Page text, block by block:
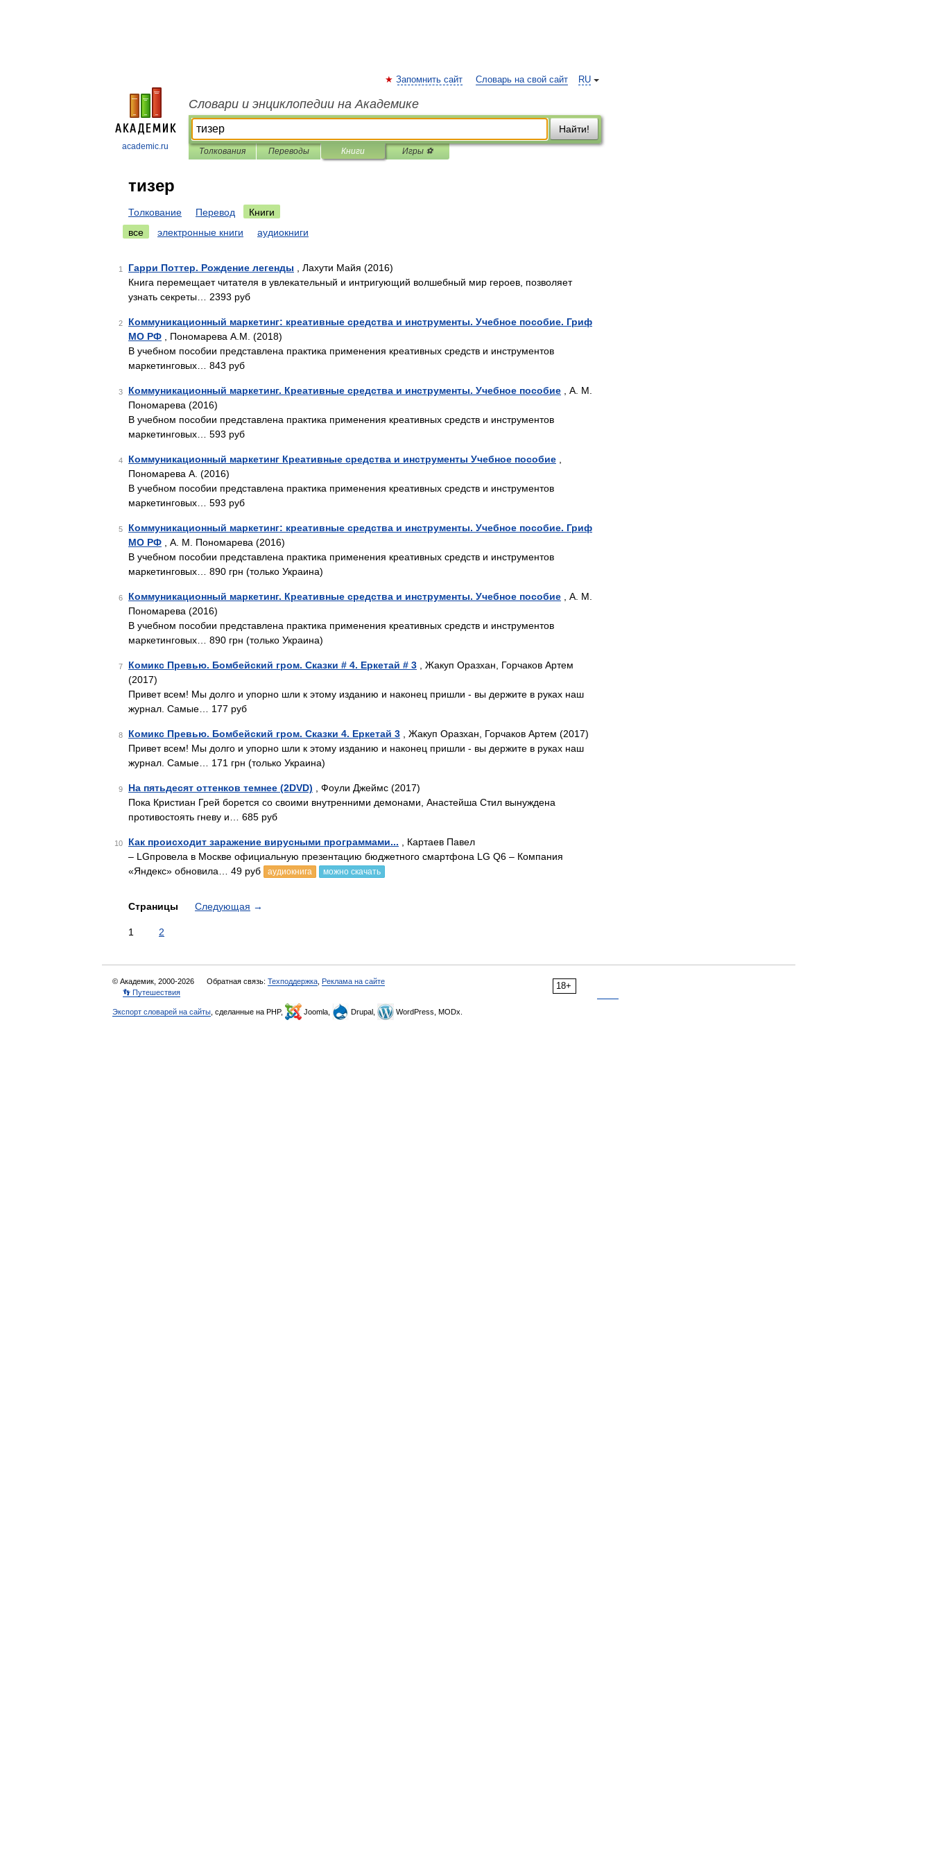
academic.ru
RU
Запомнить сайт Словарь на свой сайт
Словари и энциклопедии на Академике
Найти!
Толкования Переводы Книги Игры ⚽
тизер
Толкование Перевод
Книги
все
электронные книги аудиокниги
1 Гарри Поттер. Рождение легенды , Лахути Майя (2016)
Книга перемещает читателя в увлекательный и интригующий волшебный мир героев, позволяет
узнать секреты… 2393 руб
2
Коммуникационный маркетинг: креативные средства и инструменты. Учебное пособие. Гриф
МО РФ , Пономарева А.М. (2018)
В учебном пособии представлена практика применения креативных средств и инструментов
маркетинговых… 843 руб
3 Коммуникационный маркетинг. Креативные средства и инструменты. Учебное пособие , А. М.
Пономарева (2016)
В учебном пособии представлена практика применения креативных средств и инструментов
маркетинговых… 593 руб
4 Коммуникационный маркетинг Креативные средства и инструменты Учебное пособие
Пономарева А. (2016)
В учебном пособии представлена практика применения креативных средств и инструментов
маркетинговых… 593 руб
5
Коммуникационный маркетинг: креативные средства и инструменты. Учебное пособие. Гриф
МО РФ , А. М. Пономарева (2016)
В учебном пособии представлена практика применения креативных средств и инструментов
маркетинговых… 890 грн (только Украина)
6 Коммуникационный маркетинг. Креативные средства и инструменты. Учебное пособие , А. М.
Пономарева (2016)
В учебном пособии представлена практика применения креативных средств и инструментов
маркетинговых… 890 грн (только Украина)
7 Комикс Превью. Бомбейский гром. Сказки # 4. Еркетай # 3 , Жакуп Оразхан, Горчаков Артем
(2017)
Привет всем! Мы долго и упорно шли к этому изданию и наконец пришли - вы держите в руках наш
журнал. Самые… 177 руб
8 Комикс Превью. Бомбейский гром. Сказки 4. Еркетай 3 , Жакуп Оразхан, Горчаков Артем (2017)
Привет всем! Мы долго и упорно шли к этому изданию и наконец пришли - вы держите в руках наш
журнал. Самые… 171 грн (только Украина)
9 На пятьдесят оттенков темнее (2DVD) , Фоули Джеймс (2017)
Пока Кристиан Грей борется со своими внутренними демонами, Анастейша Стил вынуждена
противостоять гневу и… 685 руб
10 Как происходит заражение вирусными программами... , Картаев Павел
– LGпровела в Москве официальную презентацию бюджетного смартфона LG Q6 – Компания
«Яндекс» обновила… 49 руб
аудиокнига можно скачать
Страницы Следующая →
1 2
18+
© Академик, 2000-2026 Обратная связь: Техподдержка Реклама на сайте
👣 Путешествия
Экспорт словарей на сайты , сделанные на PHP, Joomla, Drupal, WordPress, MODx.